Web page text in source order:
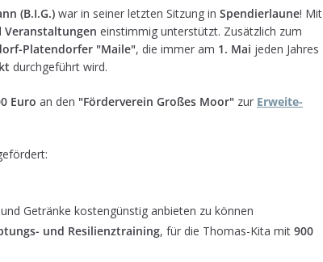
(B.I.G.) war in sei­ner letz­ten Sit­zung in Spen­dier­laune! Mit
Ver­an­stal­tun­gen ein­stim­mig unter­stützt. Zusätz­lich zum
Pla­ten­dor­fer "Maile", die immer am 1. Mai jeden Jah­res
durch­ge­führt wird.
Euro an den "För­der­ver­ein Gro­ßes Moor" zur Erwei­te­
Getränke kos­ten­güns­tig anbie­ten zu können
und Resi­li­en­z­trai­ning, für die Tho­mas-Kita mit 900